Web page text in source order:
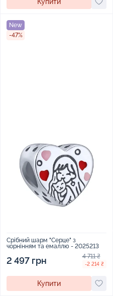
Купити
New
-47%
Срібний шарм "Серце" з
чорнінням та емаллю - 2025213
2 497 грн 4 711 ₴
-2 214 ₴
Купити